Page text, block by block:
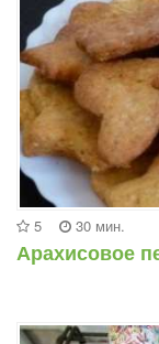
5 30 мин.
Арахисовое